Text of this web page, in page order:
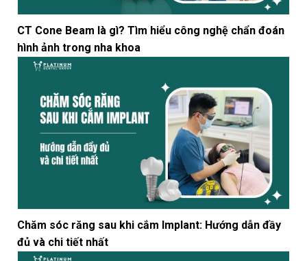
CT Cone Beam là gì? Tìm hiểu công nghệ chẩn đoán
hình ảnh trong nha khoa
Chăm sóc răng sau khi cắm Implant: Hướng dẫn đầy
đủ và chi tiết nhất